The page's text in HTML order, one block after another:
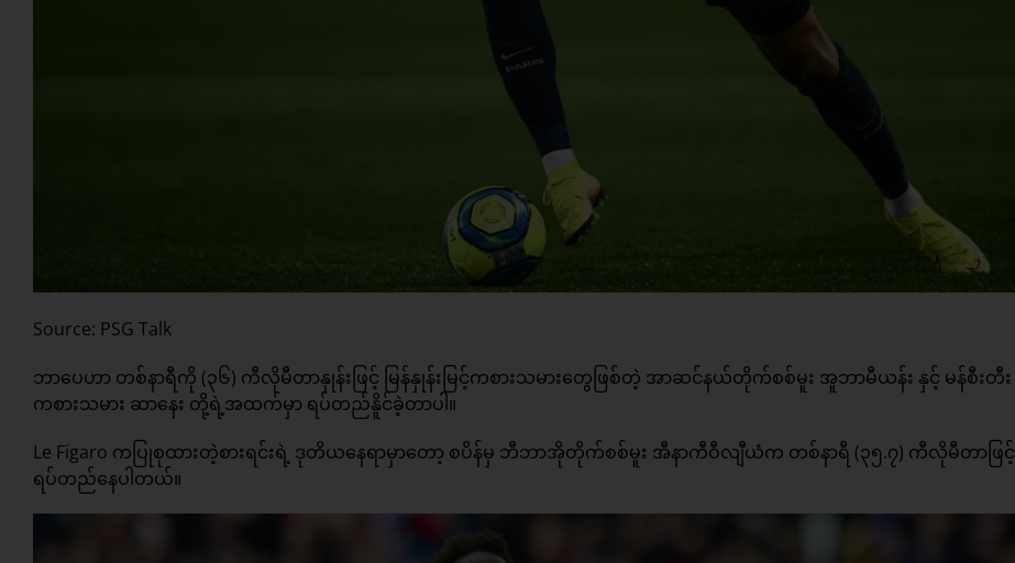
Source: PSG Talk
ဘာပေဟာ တစ်နာရီကို (၃၆) ကီလိုမီတာနှုန်းဖြင့် မြန်နှုန်းမြင့်ကစားသမားတွေဖြစ်တဲ့ အာဆင်နယ်တိုက်စစ်မူး အူဘာမီယန်း နှင့် မန်စီးတီး
ကစားသမား ဆာနေး တို့ရဲ့အထက်မှာ ရပ်တည်နိူင်ခဲ့တာပါ။
Le Figaro ကပြုစုထားတဲ့စားရင်းရဲ့ ဒုတိယနေရာမှာတော့ စပိန်မှ ဘီဘာအိုတိုက်စစ်မူး အီနာကီဝီလျီယံက တစ်နာရီ (၃၅.၇) ကီလိုမီတာဖြင့်
ရပ်တည်နေပါတယ်။